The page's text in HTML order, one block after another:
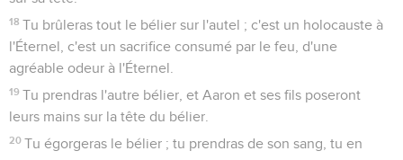
18 Tu brûleras tout le bélier sur l'autel ; c'est un holocauste à
l'Éternel, c'est un sacrifice consumé par le feu, d'une
agréable odeur à l'Éternel.
19 Tu prendras l'autre bélier, et Aaron et ses fils poseront
leurs mains sur la tête du bélier.
20 Tu égorgeras le bélier ; tu prendras de son sang, tu en